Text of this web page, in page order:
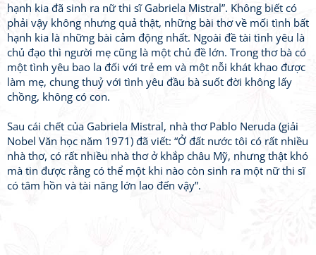
hạnh kia đã sinh ra nữ thi sĩ Gabriela Mistral”. Không biết có
phải vậy không nhưng quả thật, những bài thơ về mối tình bất
hạnh kia là những bài cảm động nhất. Ngoài đề tài tình yêu là
chủ đạo thì người mẹ cũng là một chủ đề lớn. Trong thơ bà có
một tình yêu bao la đối với trẻ em và một nỗi khát khao được
làm mẹ, chung thuỷ với tình yêu đầu bà suốt đời không lấy
chồng, không có con.
Sau cái chết của Gabriela Mistral, nhà thơ Pablo Neruda (giải
Nobel Văn học năm 1971) đã viết: “Ở đất nước tôi có rất nhiều
nhà thơ, có rất nhiều nhà thơ ở khắp châu Mỹ, nhưng thật khó
mà tin được rằng có thể một khi nào còn sinh ra một nữ thi sĩ
có tâm hồn và tài năng lớn lao đến vậy”.